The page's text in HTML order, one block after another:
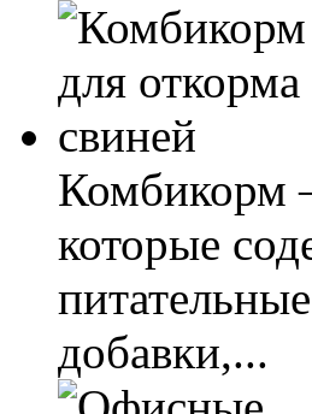
Комбикорм
которые
добавки,...